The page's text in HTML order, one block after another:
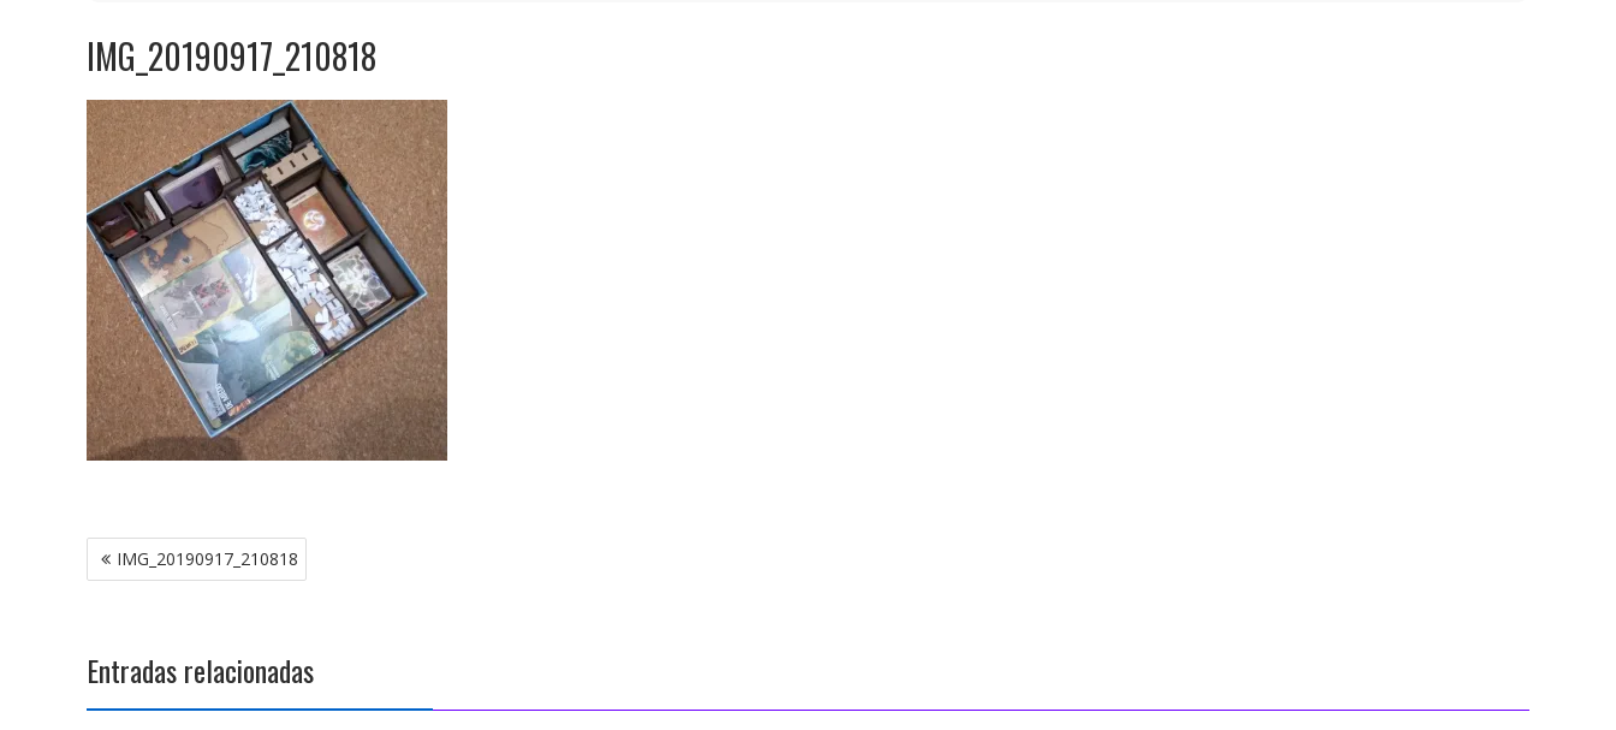
IMG_20190917_210818
Navegación
de
IMG_20190917_210818
Entradas relacionadas